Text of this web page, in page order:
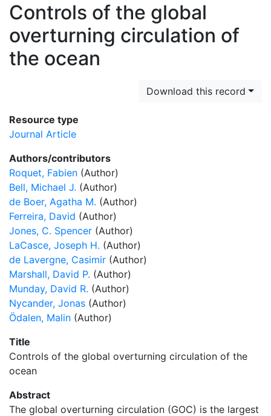
Controls of the global
overturning circulation of
the ocean
Download this record
Resource type
Journal Article
Authors/contributors
Roquet, Fabien (Author)
Bell, Michael J. (Author)
de Boer, Agatha M. (Author)
Ferreira, David (Author)
Jones, C. Spencer (Author)
LaCasce, Joseph H. (Author)
de Lavergne, Casimir (Author)
Marshall, David P. (Author)
Munday, David R. (Author)
Nycander, Jonas (Author)
Ödalen, Malin (Author)
Title
Controls of the global overturning circulation of the
ocean
Abstract
The global overturning circulation (GOC) is the largest